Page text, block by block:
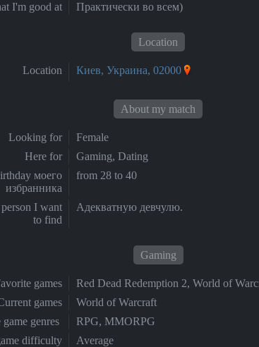
I'm good at
Практически во всем)
Location
Location Киев, Украина, 02000
About my match
Looking for
Female
Here for
Gaming, Dating
моего
избранника
from 28 to 40
I want
to find
Адекватную девчулю.
Gaming
games
Red Dead Redemption 2, World of
games
World of Warcraft
genres
RPG, MMORPG
difficulty
Average